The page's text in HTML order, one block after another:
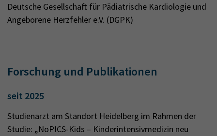
Deutsche Gesellschaft für Pädiatrische Kardiologie und
Angeborene Herzfehler e.V. (DGPK)
Forschung und Publikationen
seit 2025
Studienarzt am Standort Heidelberg im Rahmen der
Studie: „NoPICS-Kids – Kinderintensivmedizin neu